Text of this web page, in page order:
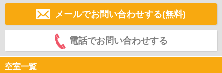
メールでお問い合わせする(無料)
電話でお問い合わせする
空室一覧